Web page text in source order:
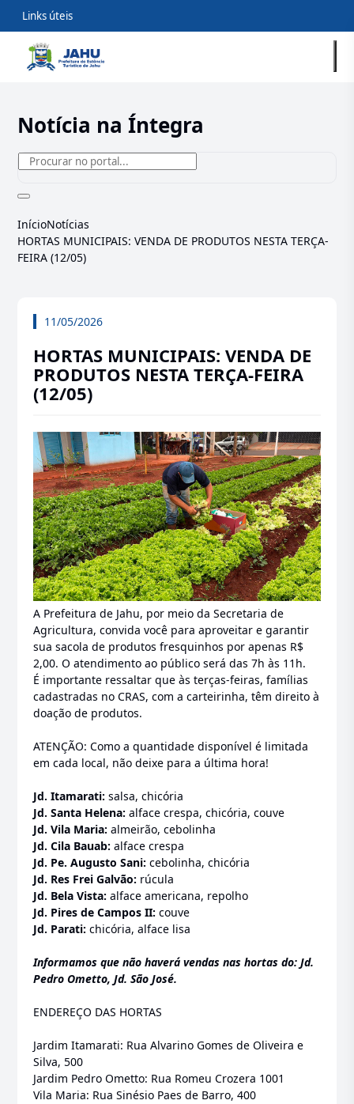
Links úteis
Notícia na Íntegra
InícioNotícias
HORTAS MUNICIPAIS: VENDA DE PRODUTOS NESTA TERÇA-
FEIRA (12/05)
11/05/2026
HORTAS MUNICIPAIS: VENDA DE
PRODUTOS NESTA TERÇA-FEIRA
(12/05)
A Prefeitura de Jahu, por meio da Secretaria de
Agricultura, convida você para aproveitar e garantir
sua sacola de produtos fresquinhos por apenas R$
2,00. O atendimento ao público será das 7h às 11h.
É importante ressaltar que às terças-feiras, famílias
cadastradas no CRAS, com a carteirinha, têm direito à
doação de produtos.
ATENÇÃO: Como a quantidade disponível é limitada
em cada local, não deixe para a última hora!
Jd. Itamarati: salsa, chicória
Jd. Santa Helena: alface crespa, chicória, couve
Jd. Vila Maria: almeirão, cebolinha
Jd. Cila Bauab: alface crespa
Jd. Pe. Augusto Sani: cebolinha, chicória
Jd. Res Frei Galvão: rúcula
Jd. Bela Vista: alface americana, repolho
Jd. Pires de Campos II: couve
Jd. Parati: chicória, alface lisa
Informamos que não haverá vendas nas hortas do: Jd.
Pedro Ometto, Jd. São José.
ENDEREÇO DAS HORTAS
Jardim Itamarati: Rua Alvarino Gomes de Oliveira e
Silva, 500
Jardim Pedro Ometto: Rua Romeu Crozera 1001
Vila Maria: Rua Sinésio Paes de Barro, 400